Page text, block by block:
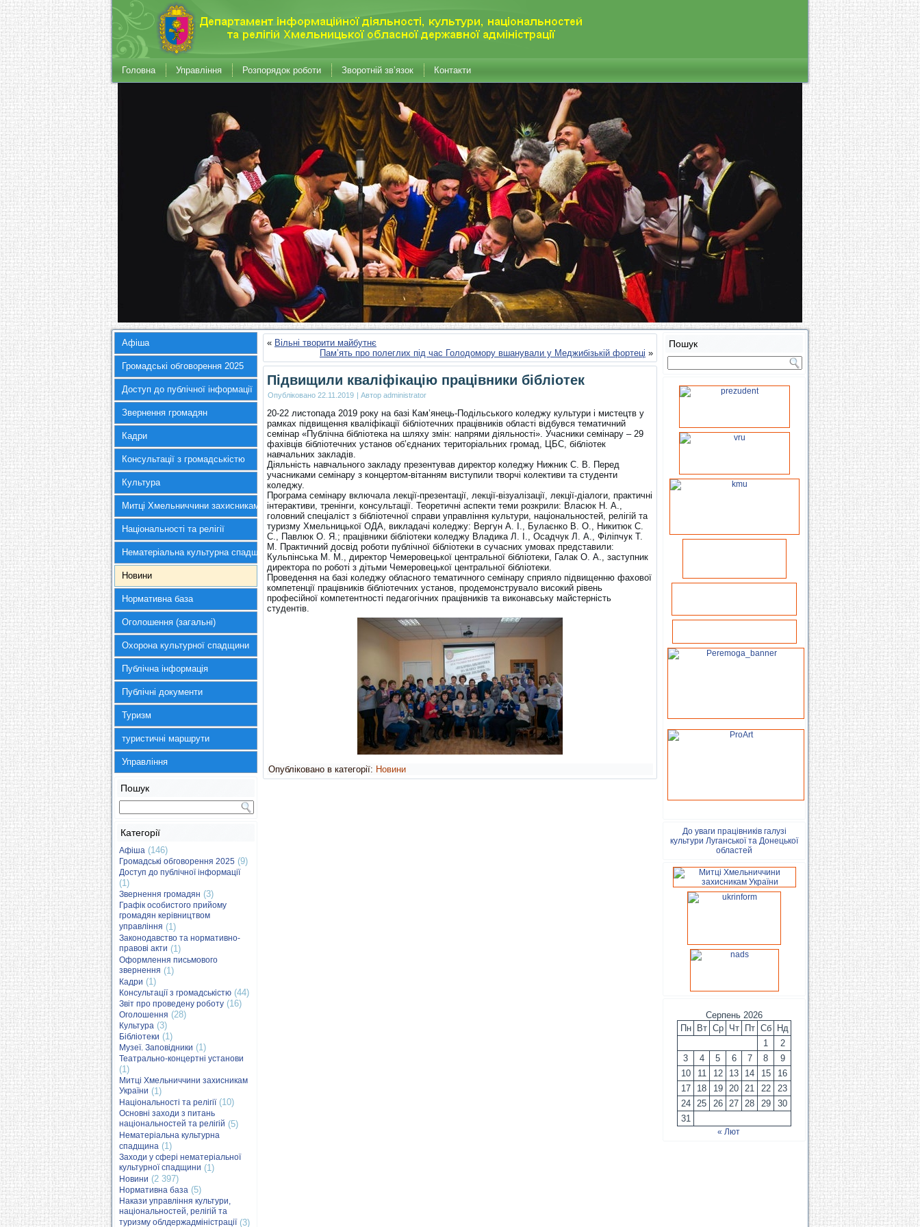
Головна Управління Розпорядок роботи Зворотній зв’язок Контакти
Афіша
Громадські обговорення 2025
Доступ до публічної інформації
Звернення громадян
Кадри
Консультації з громадськістю
Культура
Митці Хмельниччини захисникам України
Національності та релігії
Нематеріальна культурна спадщина
Новини
Нормативна база
Оголошення (загальні)
Охорона культурної спадщини
Публічна інформація
Публічні документи
Туризм
туристичні маршрути
Управління
Пошук
Категорії
Афіша (146)
Громадські обговорення 2025 (9)
Доступ до публічної інформації
(1)
Звернення громадян (3)
Графік особистого прийому
громадян керівництвом
управління (1)
Законодавство та нормативно-
правові акти (1)
Оформлення письмового
звернення (1)
Кадри (1)
Консультації з громадськістю (44)
Звіт про проведену роботу (16)
Оголошення (28)
Культура (3)
Бібліотеки (1)
Музеї. Заповідники (1)
Театрально-концертні установи
(1)
Митці Хмельниччини захисникам
України (1)
Національності та релігії(10)
Основні заходи з питань
національностей та релігій (5)
Нематеріальна культурна
спадщина (1)
Заходи у сфері нематеріальної
культурної спадщини (1)
Новини (2 397)
Нормативна база (5)
Накази управління культури,
національностей, релігій та
туризму облдержадміністрації(3)
« Вільні творити майбутнє
Пам’ять про полеглих під час Голодомору вшанували у Меджибізькій фортеці »
Підвищили кваліфікацію працівники бібліотек
Опубліковано 22.11.2019 | Автор administrator
20-22 листопада 2019 року на базі Кам’янець-Подільського коледжу культури і мистецтв у
рамках підвищення кваліфікації бібліотечних працівників області відбувся тематичний
семінар «Публічна бібліотека на шляху змін: напрями діяльності». Учасники семінару – 29
фахівців бібліотечних установ об’єднаних територіальних громад, ЦБС, бібліотек
навчальних закладів.
Діяльність навчального закладу презентував директор коледжу Нижник С. В. Перед
учасниками семінару з концертом-вітанням виступили творчі колективи та студенти
коледжу.
Програма семінару включала лекції-презентації, лекції-візуалізації, лекції-діалоги, практичні
інтерактиви, тренінги, консультації. Теоретичні аспекти теми розкрили: Власюк Н. А.,
головний спеціаліст з бібліотечної справи управління культури, національностей, релігій та
туризму Хмельницької ОДА, викладачі коледжу: Вергун А. І., Булаєнко В. О., Никитюк С.
С., Павлюк О. Я.; працівники бібліотеки коледжу Владика Л. І., Осадчук Л. А., Філіпчук Т.
М. Практичний досвід роботи публічної бібліотеки в сучасних умовах представили:
Кульпінська М. М., директор Чемеровецької центральної бібліотеки, Галак О. А., заступник
директора по роботі з дітьми Чемеровецької центральної бібліотеки.
Проведення на базі коледжу обласного тематичного семінару сприяло підвищенню фахової
компетенції працівників бібліотечних установ, продемонструвало високий рівень
професійної компетентності педагогічних працівників та виконавську майстерність
студентів.
Опубліковано в категорії: Новини
Пошук
До уваги працівників галузі
культури Луганської та Донецької
областей
Серпень 2026
Пн
Вт Ср Чт Пт Сб
Нд
1
2
3
4 5 6 7 8
9
10
11 12 13 14 15
16
17
18 19 20 21 22
23
24
25 26 27 28 29
30
31
« Лют